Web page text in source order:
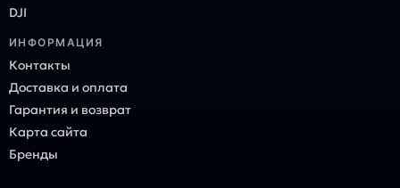
DJI
ИНФОРМАЦИЯ
Контакты
Доставка и оплата
Гарантия и возврат
Карта сайта
Бренды